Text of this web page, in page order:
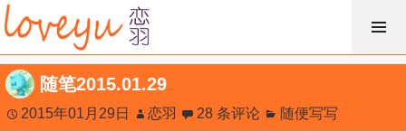
跳
过
内
容
随笔2015.01.29
2015年01月29日 恋羽 28 条评论 随便写写